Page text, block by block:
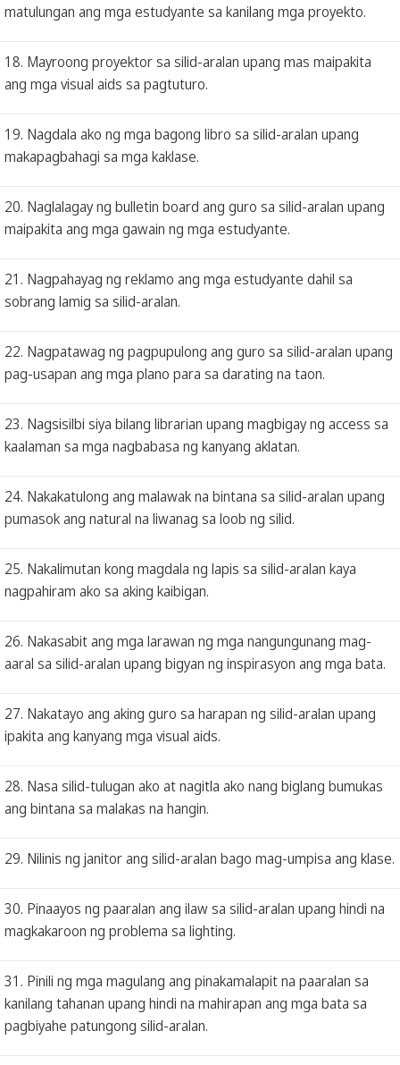
matulungan ang mga estudyante sa kanilang mga proyekto.
18. Mayroong proyektor sa silid-aralan upang mas maipakita
ang mga visual aids sa pagtuturo.
19. Nagdala ako ng mga bagong libro sa silid-aralan upang
makapagbahagi sa mga kaklase.
20. Naglalagay ng bulletin board ang guro sa silid-aralan upang
maipakita ang mga gawain ng mga estudyante.
21. Nagpahayag ng reklamo ang mga estudyante dahil sa
sobrang lamig sa silid-aralan.
22. Nagpatawag ng pagpupulong ang guro sa silid-aralan upang
pag-usapan ang mga plano para sa darating na taon.
23. Nagsisilbi siya bilang librarian upang magbigay ng access sa
kaalaman sa mga nagbabasa ng kanyang aklatan.
24. Nakakatulong ang malawak na bintana sa silid-aralan upang
pumasok ang natural na liwanag sa loob ng silid.
25. Nakalimutan kong magdala ng lapis sa silid-aralan kaya
nagpahiram ako sa aking kaibigan.
26. Nakasabit ang mga larawan ng mga nangungunang mag-
aaral sa silid-aralan upang bigyan ng inspirasyon ang mga bata.
27. Nakatayo ang aking guro sa harapan ng silid-aralan upang
ipakita ang kanyang mga visual aids.
28. Nasa silid-tulugan ako at nagitla ako nang biglang bumukas
ang bintana sa malakas na hangin.
29. Nilinis ng janitor ang silid-aralan bago mag-umpisa ang klase.
30. Pinaayos ng paaralan ang ilaw sa silid-aralan upang hindi na
magkakaroon ng problema sa lighting.
31. Pinili ng mga magulang ang pinakamalapit na paaralan sa
kanilang tahanan upang hindi na mahirapan ang mga bata sa
pagbiyahe patungong silid-aralan.